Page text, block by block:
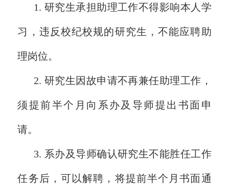
1. 研究生承担助理工作不得影响本人学
习，违反校纪校规的研究生，不能应聘助
理岗位。
2. 研究生因故申请不再兼任助理工作，
须提前半个月向系办及导师提出书面申
请。
3. 系办及导师确认研究生不能胜任工作
任务后，可以解聘，将提前半个月书面通